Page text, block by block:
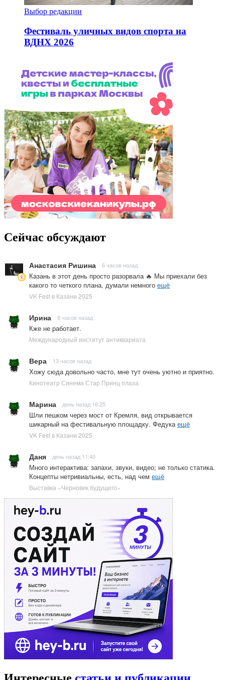
Выбор редакции
Фестиваль уличных видов спорта на
ВДНХ 2026
Сейчас обсуждают
Анастасия Ришина 6 часов назад
Казань в этот день просто разорвала 🔥 Мы приехали без
какого то четкого плана, думали немного ещё
VK Fest в Казани 2025
Ирина 8 часов назад
Кже не работает.
Международный институт антиквариата
Вера 13 часов назад
Хожу сюда довольно часто, мне тут очень уютно и приятно.
Кинотеатр Синема Стар Принц плаза
Марина день назад 16:25
Шли пешком через мост от Кремля, вид открывается
шикарный на фестивальную площадку. Федука ещё
VK Fest в Казани 2025
Даня день назад 11:40
Много интерактива: запахи, звуки, видео; не только статика.
Концепты нетривиальны, есть, над чем ещё
Выставка «Черновик будущего»